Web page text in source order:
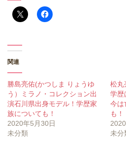
関連
勝島亮佑(かつしま りょうゆ
う）ミラノ・コレクション出
演石川県出身モデル！学歴家
族についても！
2020年5月30日
未分類
松丸
学歴
今は
も！
未分